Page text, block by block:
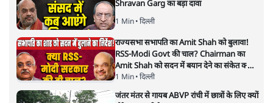
अनन्त मित्तल
यह बजट नीतिगत नतीजों से ज़्यादा घोषणाओं पर टिका क्यों दिखता
है? आंकड़ों, ज़मीनी हकीकत और वादों के बीच घोषणा-प्रधान बजट
की आलोचनात्मक पड़ताल।